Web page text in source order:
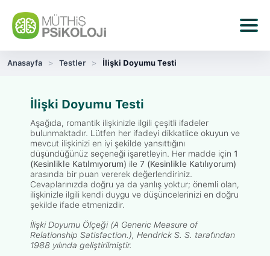
Anasayfa Testler İlişki Doyumu Testi
İlişki Doyumu Testi
Aşağıda, romantik ilişkinizle ilgili çeşitli ifadeler
bulunmaktadır. Lütfen her ifadeyi dikkatlice okuyun ve
mevcut ilişkinizi en iyi şekilde yansıttığını
düşündüğünüz seçeneği işaretleyin. Her madde için 1
(Kesinlikle Katılmıyorum) ile 7 (Kesinlikle Katılıyorum)
arasında bir puan vererek değerlendiriniz.
Cevaplarınızda doğru ya da yanlış yoktur; önemli olan,
ilişkinizle ilgili kendi duygu ve düşüncelerinizi en doğru
şekilde ifade etmenizdir.
İlişki Doyumu Ölçeği (A Generic Measure of
Relationship Satisfaction.), Hendrick S. S. tarafından
1988 yılında geliştirilmiştir.